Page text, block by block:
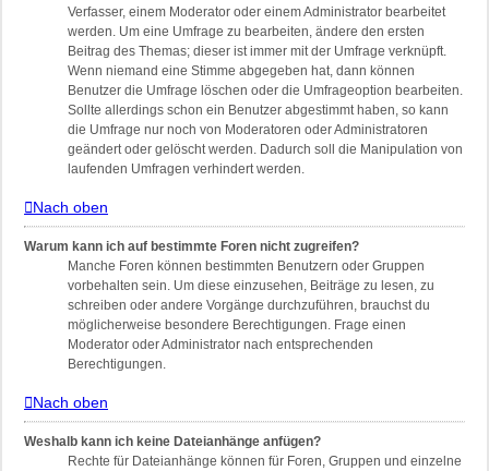
Verfasser, einem Moderator oder einem Administrator bearbeitet
werden. Um eine Umfrage zu bearbeiten, ändere den ersten
Beitrag des Themas; dieser ist immer mit der Umfrage verknüpft.
Wenn niemand eine Stimme abgegeben hat, dann können
Benutzer die Umfrage löschen oder die Umfrageoption bearbeiten.
Sollte allerdings schon ein Benutzer abgestimmt haben, so kann
die Umfrage nur noch von Moderatoren oder Administratoren
geändert oder gelöscht werden. Dadurch soll die Manipulation von
laufenden Umfragen verhindert werden.
Nach oben
Warum kann ich auf bestimmte Foren nicht zugreifen?
Manche Foren können bestimmten Benutzern oder Gruppen
vorbehalten sein. Um diese einzusehen, Beiträge zu lesen, zu
schreiben oder andere Vorgänge durchzuführen, brauchst du
möglicherweise besondere Berechtigungen. Frage einen
Moderator oder Administrator nach entsprechenden
Berechtigungen.
Nach oben
Weshalb kann ich keine Dateianhänge anfügen?
Rechte für Dateianhänge können für Foren, Gruppen und einzelne